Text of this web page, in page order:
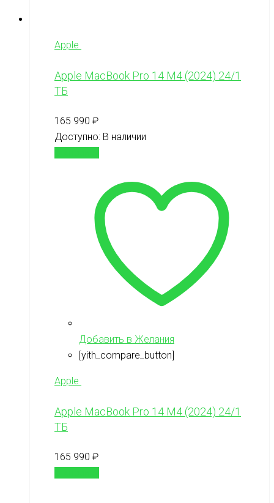
Apple
Apple MacBook Pro 14 M4 (2024) 24/1
ТБ
165 990 ₽
Доступно: В наличии
Добавить в Желания
[yith_compare_button]
Apple
Apple MacBook Pro 14 M4 (2024) 24/1
ТБ
165 990 ₽